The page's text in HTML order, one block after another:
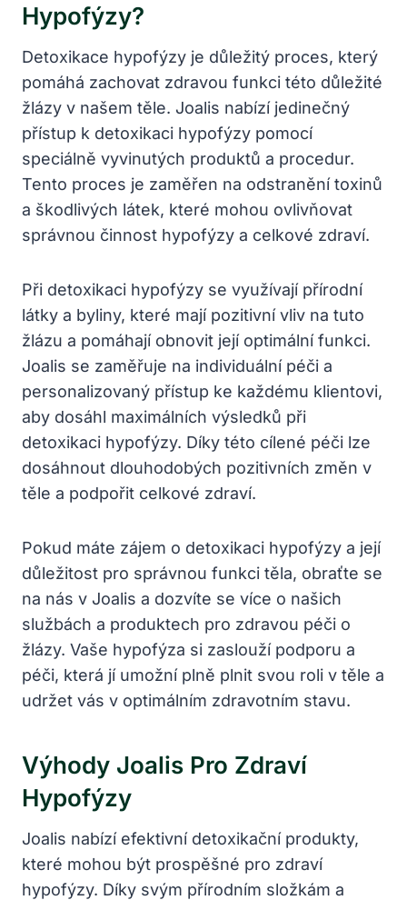
Hypofýzy?
Detoxikace hypofýzy je důležitý proces, který
pomáhá zachovat zdravou funkci této důležité
žlázy v našem těle. Joalis nabízí jedinečný
přístup k detoxikaci hypofýzy pomocí
speciálně vyvinutých produktů a procedur.
Tento proces je zaměřen na odstranění toxinů
a škodlivých látek, které mohou ovlivňovat
správnou činnost hypofýzy a celkové zdraví.
Při detoxikaci hypofýzy se využívají přírodní
látky a byliny, které mají pozitivní vliv na tuto
žlázu a pomáhají obnovit její optimální funkci.
Joalis se zaměřuje na individuální péči a
personalizovaný přístup ke každému klientovi,
aby dosáhl maximálních výsledků při
detoxikaci hypofýzy. Díky této cílené péči lze
dosáhnout dlouhodobých pozitivních změn v
těle a podpořit celkové zdraví.
Pokud máte zájem o detoxikaci hypofýzy a její
důležitost pro správnou funkci těla, obraťte se
na nás v Joalis a dozvíte se více o našich
službách a produktech pro zdravou péči o
žlázy. Vaše hypofýza si zaslouží podporu a
péči, která jí umožní plně plnit svou roli v těle a
udržet vás v optimálním zdravotním stavu.
Výhody Joalis Pro Zdraví
Hypofýzy
Joalis nabízí efektivní detoxikační produkty,
které mohou být prospěšné pro zdraví
hypofýzy. Díky svým přírodním složkám a